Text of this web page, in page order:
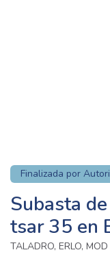
Finalizada por
Subasta
tsar 35 en
TALADRO, ERLO,